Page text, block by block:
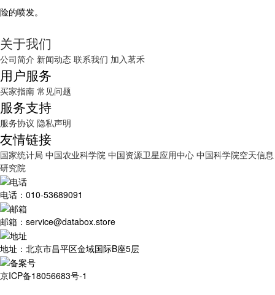
险的喷发。
关于我们
公司简介 新闻动态 联系我们 加入茗禾
用户服务
买家指南 常见问题
服务支持
服务协议 隐私声明
友情链接
国家统计局 中国农业科学院 中国资源卫星应用中心 中国科学院空天信息
研究院
电话：010-53689091
邮箱：service@databox.store
地址：北京市昌平区金域国际B座5层
京ICP备18056683号-1